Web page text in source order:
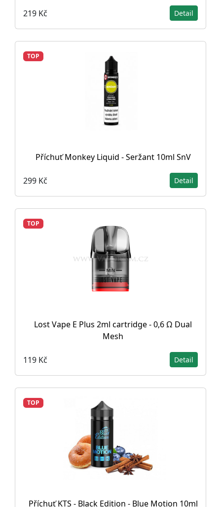
219 Kč Detail
TOP
Příchuť Monkey Liquid - Seržant 10ml SnV
299 Kč Detail
TOP
Lost Vape E Plus 2ml cartridge - 0,6 Ω Dual
Mesh
119 Kč Detail
TOP
Příchuť KTS - Black Edition - Blue Motion 10ml